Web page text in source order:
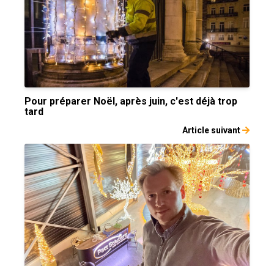
Pour préparer Noël, après juin, c'est déjà trop
tard
Article suivant